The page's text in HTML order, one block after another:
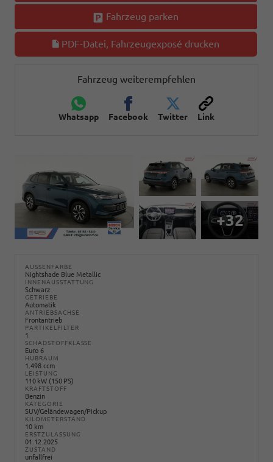
Fahrzeug parken
PDF-Datei, Fahrzeugexposé drucken
Fahrzeug weiterempfehlen
Whatsapp Facebook Twitter Link
+32
AUSSENFARBE
Nightshade Blue Metallic
INNENAUSSTATTUNG
Schwarz
GETRIEBE
Automatik
ANTRIEBSACHSE
Frontantrieb
PARTIKELFILTER
1
SCHADSTOFFKLASSE
Euro 6
HUBRAUM
1.498 ccm
LEISTUNG
110 kW (150 PS)
KRAFTSTOFF
Benzin
KATEGORIE
SUV/Geländewagen/Pickup
KILOMETERSTAND
10 km
ERSTZULASSUNG
01.12.2025
ZUSTAND
unfallfrei